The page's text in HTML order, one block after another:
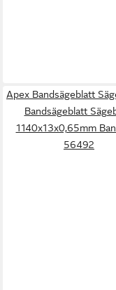
Apex Bandsägeblatt
Bandsägeblatt
1140x13x0,65mm
56492